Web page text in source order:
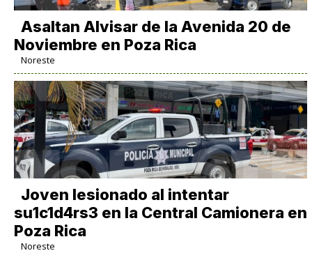
Asaltan Alvisar de la Avenida 20 de
Noviembre en Poza Rica
Noreste
Joven lesionado al intentar
su1c1d4rs3 en la Central Camionera en
Poza Rica
Noreste